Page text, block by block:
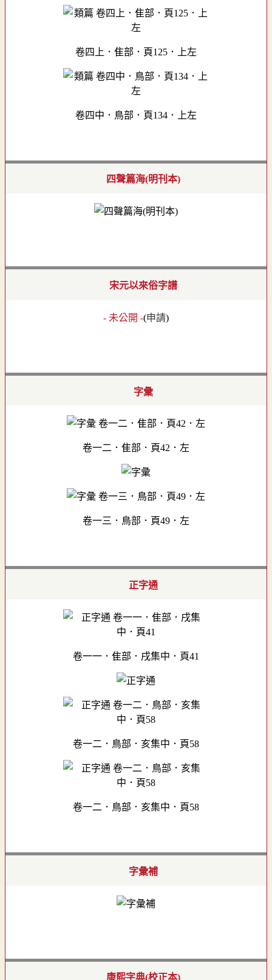
卷四上．隹部．頁125．上左
卷四中．鳥部．頁134．上左
四聲篇海(明刊本)
宋元以來俗字譜
- 未公開 -(申請)
字彙
卷一二．隹部．頁42．左
卷一三．鳥部．頁49．左
正字通
卷一一．隹部．戌集中．頁41
卷一二．鳥部．亥集中．頁58
卷一二．鳥部．亥集中．頁58
字彙補
康熙字典(校正本)